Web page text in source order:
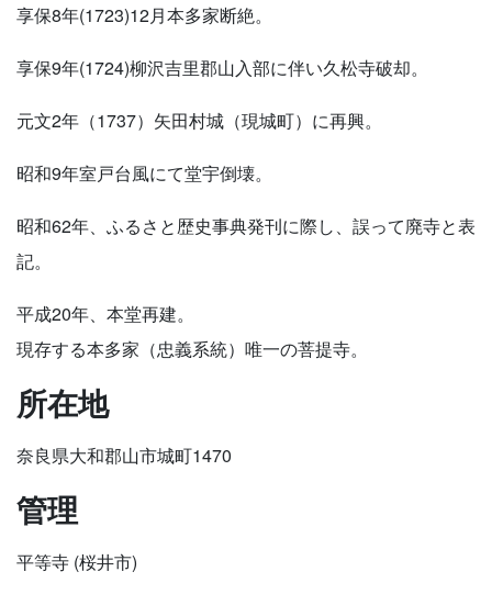
享保8年(1723)12月本多家断絶。
享保9年(1724)柳沢吉里郡山入部に伴い久松寺破却。
元文2年（1737）矢田村城（現城町）に再興。
昭和9年室戸台風にて堂宇倒壊。
昭和62年、ふるさと歴史事典発刊に際し、誤って廃寺と表
記。
平成20年、本堂再建。
現存する本多家（忠義系統）唯一の菩提寺。
所在地
奈良県大和郡山市城町1470
管理
平等寺 (桜井市)